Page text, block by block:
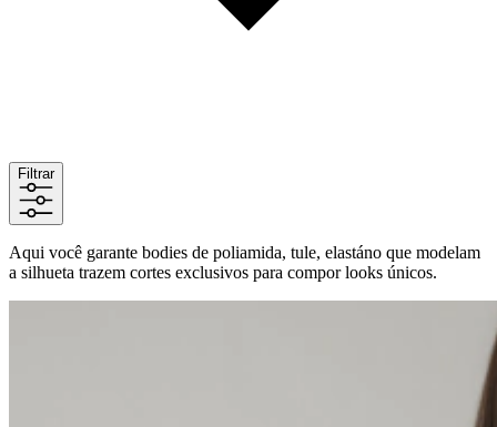
Filtrar
Aqui você garante bodies de poliamida, tule, elastáno que modelam
a silhueta trazem cortes exclusivos para compor looks únicos.